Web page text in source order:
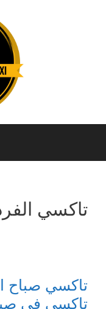
تاكسي
تاكسي صباح
تاكسي في